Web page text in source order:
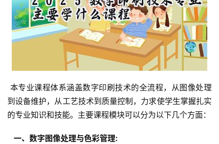
到设备维护，从工艺技术到质量控制，力求使学生掌握扎实
的专业知识和技能。主要课程模块可以分为以下几个方面：
  一、数字图像处理与色彩管理: